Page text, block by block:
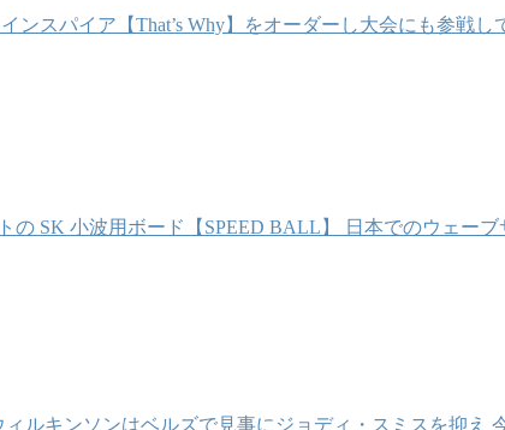
スパイア【That’s Why】をオーダーし大会にも参戦
SK 小波用ボード【SPEED BALL】 日本でのウェー
ルキンソンはベルズで見事にジョディ・スミスを抑え